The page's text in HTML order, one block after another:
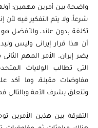
واضحة بين أمرين مهمين؛
شرعاً، ولا يتم التفكير فيه لأن
تكلفة بدون عائد، والأفضل هو
أن هذا قرار إيرانى وليس
يضر إيران. الأمر المهم الثانى
التى تطالب الولايات
مفاوضات مقبلة، وما أكد
وتتعلق بشرف الأمة وبالتالى
التفرقة بين هذين الأمرين